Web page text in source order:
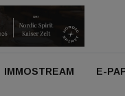
IMMOSTREAM E-